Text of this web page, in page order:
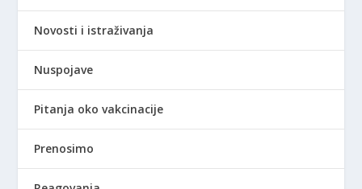
Novosti i istraživanja
Nuspojave
Pitanja oko vakcinacije
Prenosimo